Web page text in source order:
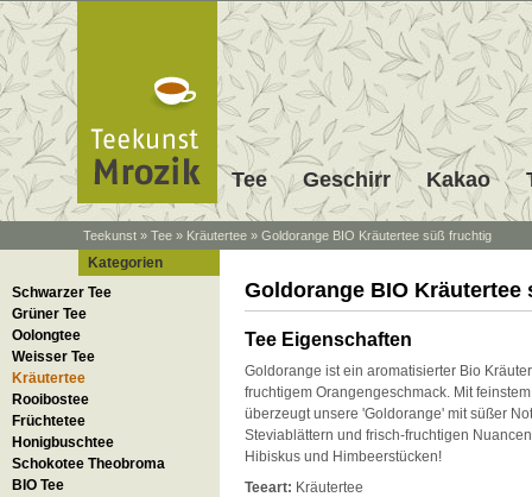
Tee Geschirr Kakao
Teekunst » Tee » Kräutertee » Goldorange BIO Kräutertee süß fruchtig
Kategorien
Schwarzer Tee
Grüner Tee
Oolongtee
Weisser Tee
Kräutertee
Rooibostee
Früchtetee
Honigbuschtee
Schokotee Theobroma
BIO Tee
Goldorange BIO Kräutertee
Tee Eigenschaften
Goldorange ist ein aromatisierter Bio
fruchtigem Orangengeschmack. Mit
überzeugt unsere 'Goldorange' mit süßer
Steviablättern und frisch-fruchtigen
Hibiskus und Himbeerstücken!
Teeart: Kräutertee